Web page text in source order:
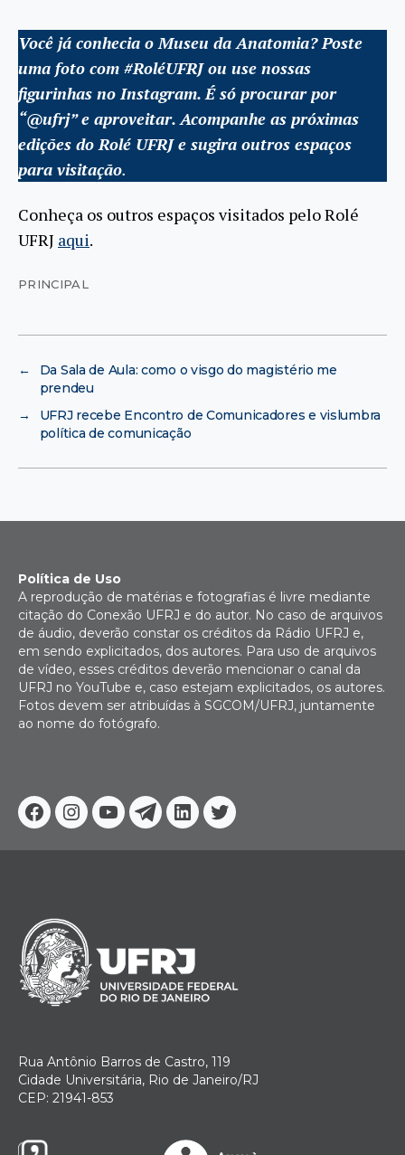
Você já conhecia o Museu da Anatomia? Poste
uma foto com #RoléUFRJ ou use nossas
figurinhas no Instagram. É só procurar por
“@ufrj” e aproveitar. Acompanhe as próximas
edições do Rolé UFRJ e sugira outros espaços
para visitação.
Conheça os outros espaços visitados pelo Rolé
UFRJ aqui.
PRINCIPAL
←
Da Sala de Aula: como o visgo do magistério me
prendeu
→
UFRJ recebe Encontro de Comunicadores e vislumbra
política de comunicação
Facebook
Instagram
YoutubeTelegram
Linkedin
Twitter
Política de Uso
A reprodução de matérias e fotografias é livre mediante
citação do Conexão UFRJ e do autor. No caso de arquivos
de áudio, deverão constar os créditos da Rádio UFRJ e,
em sendo explicitados, dos autores. Para uso de arquivos
de vídeo, esses créditos deverão mencionar o canal da
UFRJ no YouTube e, caso estejam explicitados, os autores.
Fotos devem ser atribuídas à SGCOM/UFRJ, juntamente
ao nome do fotógrafo.
Rua Antônio Barros de Castro, 119
Cidade Universitária, Rio de Janeiro/RJ
CEP: 21941-853